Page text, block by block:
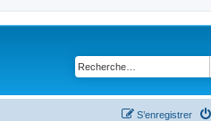
S’enregistrer